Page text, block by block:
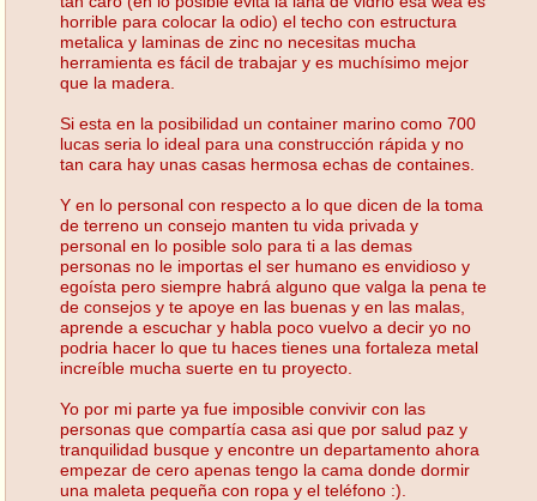
horrible para colocar la odio) el techo con estructura
metalica y laminas de zinc no necesitas mucha
herramienta es fácil de trabajar y es muchísimo mejor
que la madera.
Si esta en la posibilidad un container marino como 700
lucas seria lo ideal para una construcción rápida y no
tan cara hay unas casas hermosa echas de containes.
Y en lo personal con respecto a lo que dicen de la toma
de terreno un consejo manten tu vida privada y
personal en lo posible solo para ti a las demas
personas no le importas el ser humano es envidioso y
egoísta pero siempre habrá alguno que valga la pena te
de consejos y te apoye en las buenas y en las malas,
aprende a escuchar y habla poco vuelvo a decir yo no
podria hacer lo que tu haces tienes una fortaleza metal
increíble mucha suerte en tu proyecto.
Yo por mi parte ya fue imposible convivir con las
personas que compartía casa asi que por salud paz y
tranquilidad busque y encontre un departamento ahora
empezar de cero apenas tengo la cama donde dormir
una maleta pequeña con ropa y el teléfono :).